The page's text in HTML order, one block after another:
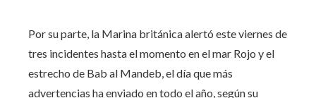
Por su parte, la Marina británica alertó este viernes de
tres incidentes hasta el momento en el mar Rojo y el
estrecho de Bab al Mandeb, el día que más
advertencias ha enviado en todo el año, según su